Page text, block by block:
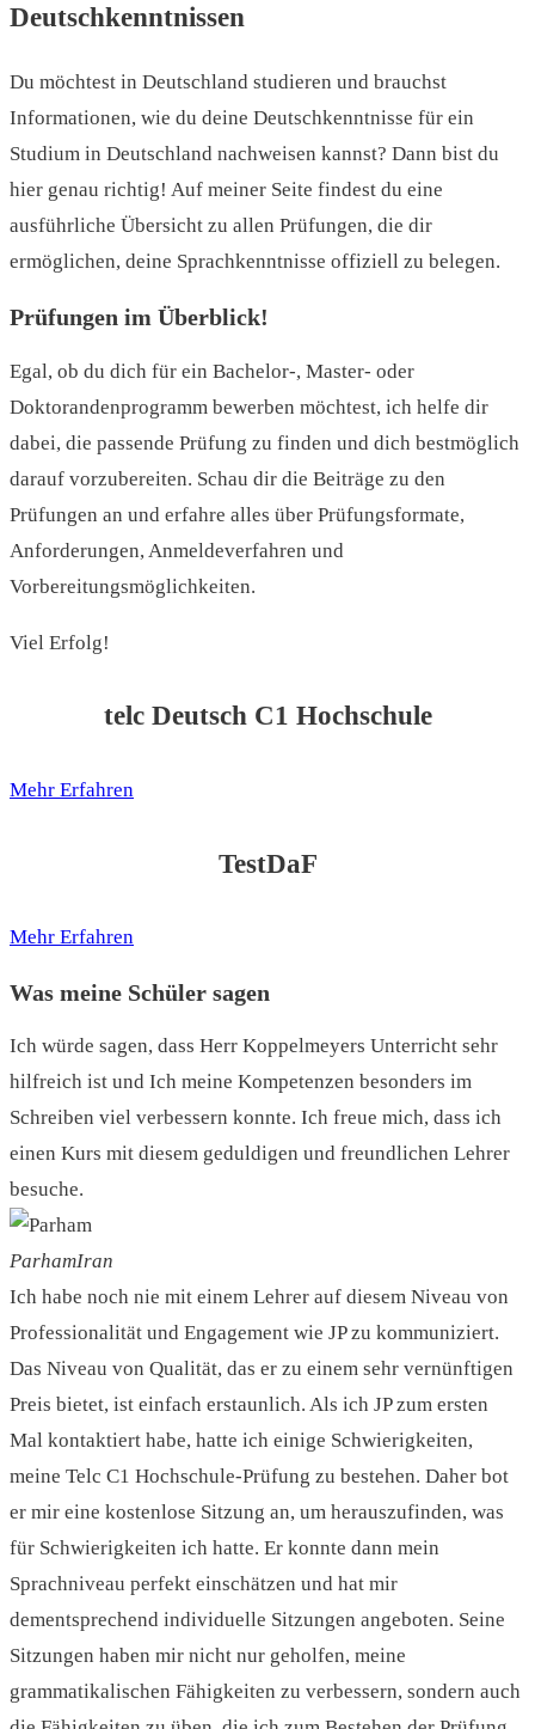
Deutschkenntnissen
Du möchtest in Deutschland studieren und brauchst
Informationen, wie du deine Deutschkenntnisse für ein
Studium in Deutschland nachweisen kannst? Dann bist du
hier genau richtig! Auf meiner Seite findest du eine
ausführliche Übersicht zu allen Prüfungen, die dir
ermöglichen, deine Sprachkenntnisse offiziell zu belegen.
Prüfungen im Überblick!
Egal, ob du dich für ein Bachelor-, Master- oder
Doktorandenprogramm bewerben möchtest, ich helfe dir
dabei, die passende Prüfung zu finden und dich bestmöglich
darauf vorzubereiten. Schau dir die Beiträge zu den
Prüfungen an und erfahre alles über Prüfungsformate,
Anforderungen, Anmeldeverfahren und
Vorbereitungsmöglichkeiten.
Viel Erfolg!
telc Deutsch C1 Hochschule
Mehr Erfahren
TestDaF
Mehr Erfahren
Was meine Schüler sagen
Ich würde sagen, dass Herr Koppelmeyers Unterricht sehr
hilfreich ist und Ich meine Kompetenzen besonders im
Schreiben viel verbessern konnte. Ich freue mich, dass ich
einen Kurs mit diesem geduldigen und freundlichen Lehrer
besuche.
ParhamIran
Ich habe noch nie mit einem Lehrer auf diesem Niveau von
Professionalität und Engagement wie JP zu kommuniziert.
Das Niveau von Qualität, das er zu einem sehr vernünftigen
Preis bietet, ist einfach erstaunlich. Als ich JP zum ersten
Mal kontaktiert habe, hatte ich einige Schwierigkeiten,
meine Telc C1 Hochschule-Prüfung zu bestehen. Daher bot
er mir eine kostenlose Sitzung an, um herauszufinden, was
für Schwierigkeiten ich hatte. Er konnte dann mein
Sprachniveau perfekt einschätzen und hat mir
dementsprechend individuelle Sitzungen angeboten. Seine
Sitzungen haben mir nicht nur geholfen, meine
grammatikalischen Fähigkeiten zu verbessern, sondern auch